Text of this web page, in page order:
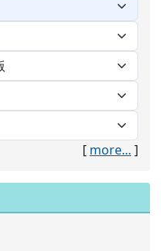
[ more... ]